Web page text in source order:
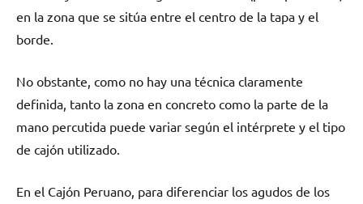
en la zona que se sitúa entre el centro de la tapa y el
borde.
No obstante, como no hay una técnica claramente
definida, tanto la zona en concreto como la parte de la
mano percutida puede variar según el intérprete y el tipo
de cajón utilizado.
En el Cajón Peruano, para diferenciar los agudos de los